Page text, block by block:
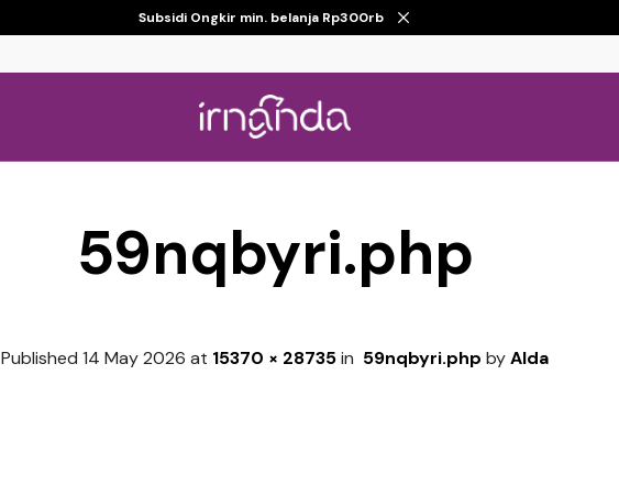
Subsidi Ongkir min. belanja Rp300rb
59nqbyri.php
Published 14 May 2026 at 15370 × 28735in 59nqbyri.php byAlda